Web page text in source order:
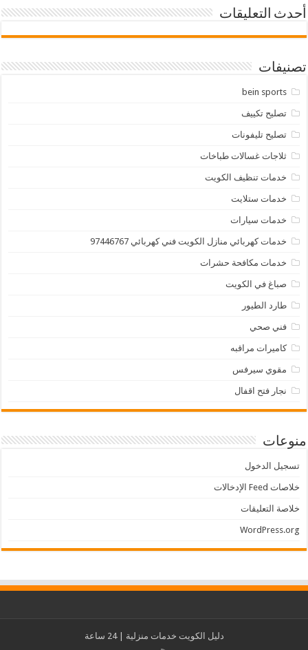
أحدث التعليقات
تصنيفات
bein sports
تصليح تكييف
تصليح تليفونات
ثلاجات غسالات طباخات
خدمات تنظيف الكويت
خدمات ستلايت
خدمات سيارات
خدمات كهربائي منازل الكويت فني كهربائي 97446767
خدمات مكافحة حشرات
صباغ في الكويت
طارد الطيور
فني صحي
كاميرات مراقبه
مقوي سيرفس
نجار فتح اقفال
منوعات
تسجيل الدخول
خلاصات Feed الإدخالات
خلاصة التعليقات
WordPress.org
دليل الكويت خدمات منزلية | 24 ساعة